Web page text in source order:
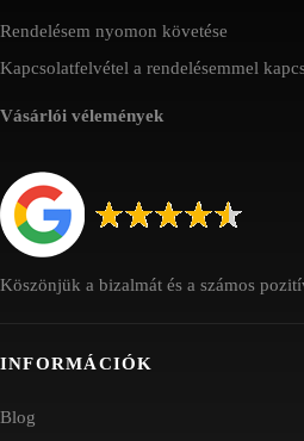
Rendelésem nyomon követése
Kapcsolatfelvétel a rendelésemmel
Vásárlói vélemények
Köszönjük a bizalmát és a számos
INFORMÁCIÓK
Blog